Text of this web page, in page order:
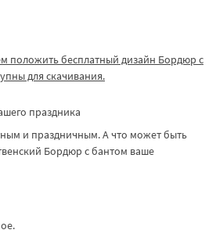
положить бесплатный дизайн Бордюр с
для скачивания.
праздника
и праздничным. А что может быть
Бордюр с бантом ваше